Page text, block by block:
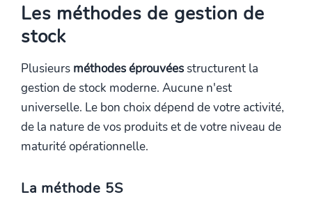
Les méthodes de gestion de
stock
Plusieurs méthodes éprouvées structurent la
gestion de stock moderne. Aucune n'est
universelle. Le bon choix dépend de votre activité,
de la nature de vos produits et de votre niveau de
maturité opérationnelle.
La méthode 5S